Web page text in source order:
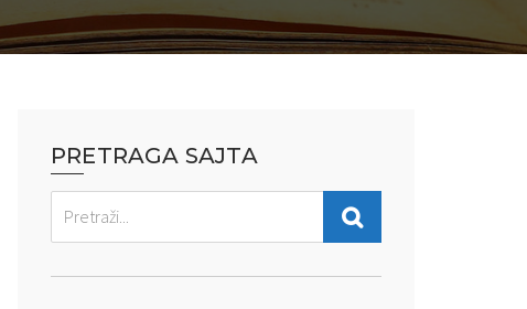
PRETRAGA SAJTA